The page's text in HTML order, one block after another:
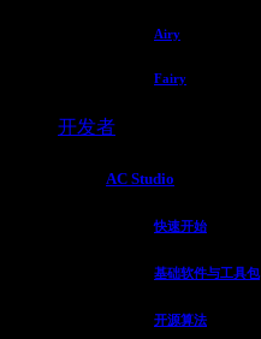
Airy
Fairy
开发者
AC Studio
快速开始
基础软件与工具包
开源算法